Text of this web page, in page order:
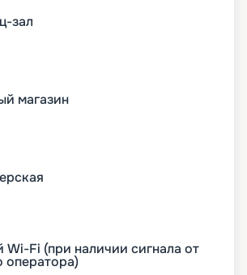
зал
магазин
Wi-Fi (при наличии сигнала от
оператора)